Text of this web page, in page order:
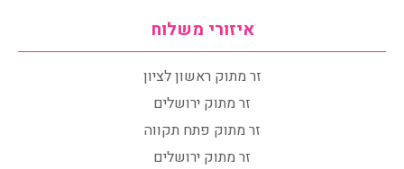
איזורי משלוח
זר מתוק ראשון לציון
זר מתוק ירושלים
זר מתוק פתח תקווה
זר מתוק ירושלים